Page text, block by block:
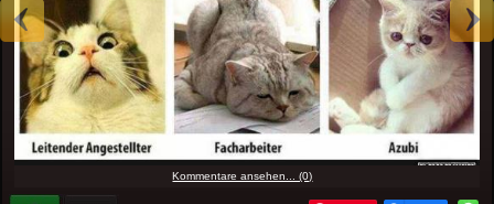
Kommentare ansehen... (0)